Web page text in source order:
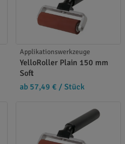
Applikationswerkzeuge
YelloRoller Plain 150 mm
Soft
ab 57,49 € / Stück